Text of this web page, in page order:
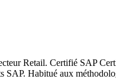
Retail. Certifié SAP
SAP. Habitué aux